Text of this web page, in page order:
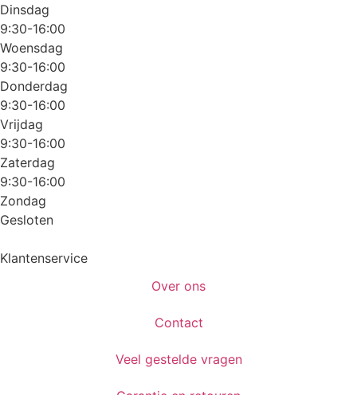
Dinsdag
9:30-16:00
Woensdag
9:30-16:00
Donderdag
9:30-16:00
Vrijdag
9:30-16:00
Zaterdag
9:30-16:00
Zondag
Gesloten
Klantenservice
Over ons
Contact
Veel gestelde vragen